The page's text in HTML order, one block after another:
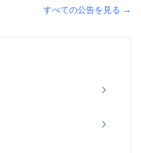
すべての公告を見る →